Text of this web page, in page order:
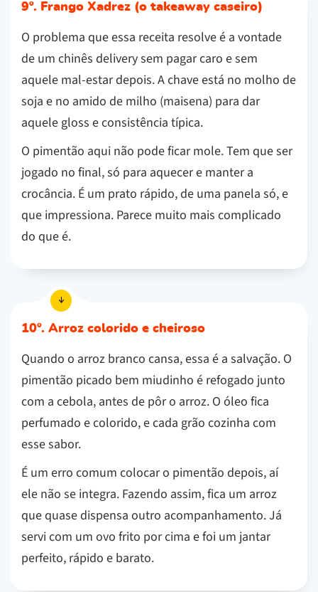
9º. Frango Xadrez (o takeaway caseiro)
O problema que essa receita resolve é a vontade
de um chinês delivery sem pagar caro e sem
aquele mal-estar depois. A chave está no molho de
soja e no amido de milho (maisena) para dar
aquele gloss e consistência típica.
O pimentão aqui não pode ficar mole. Tem que ser
jogado no final, só para aquecer e manter a
crocância. É um prato rápido, de uma panela só, e
que impressiona. Parece muito mais complicado
do que é.
10º. Arroz colorido e cheiroso
Quando o arroz branco cansa, essa é a salvação. O
pimentão picado bem miudinho é refogado junto
com a cebola, antes de pôr o arroz. O óleo fica
perfumado e colorido, e cada grão cozinha com
esse sabor.
É um erro comum colocar o pimentão depois, aí
ele não se integra. Fazendo assim, fica um arroz
que quase dispensa outro acompanhamento. Já
servi com um ovo frito por cima e foi um jantar
perfeito, rápido e barato.